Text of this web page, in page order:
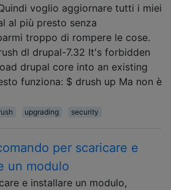
voglio aggiornare tutti i miei
al più presto senza
troppo di rompere le cose.
dl drupal-7.32 It's forbidden
drupal core into an existing
funziona: $ drush up Ma non è
upgrading security
per scaricare e
un modulo
e installare un modulo,